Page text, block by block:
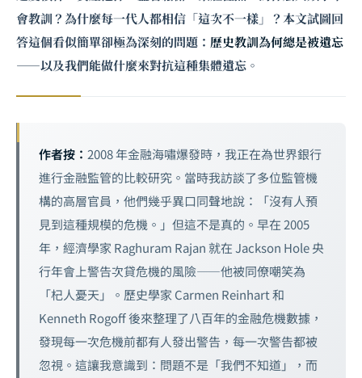
會教訓？為什麼每一代人都相信「這次不一樣」？本文試圖回
答這個看似簡單卻極為深刻的問題： 歷史教訓為何總是被遺忘
——以及我們能做什麼來對抗這種集體遺忘。
作者按： 2008 年金融海嘯爆發時，我正在為世界銀行
進行金融監管的比較研究。當時我訪談了多位監管機
構的高層官員，他們幾乎異口同聲地說：「沒有人預
見到這種規模的危機。」但這不是真的。早在 2005
年，經濟學家 Raghuram Rajan 就在 Jackson Hole 央
行年會上警告次貸危機的風險——他被同僚嘲笑為
「杞人憂天」。歷史學家 Carmen Reinhart 和
Kenneth Rogoff 後來整理了八百年的金融危機數據，
發現每一次危機前都有人發出警告，每一次警告都被
忽視。這讓我意識到：問題不是「我們不知道」，而